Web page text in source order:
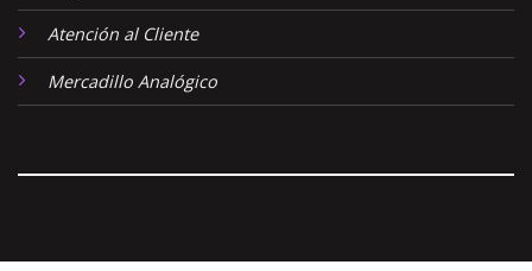
Atención al Cliente
Mercadillo Analógico